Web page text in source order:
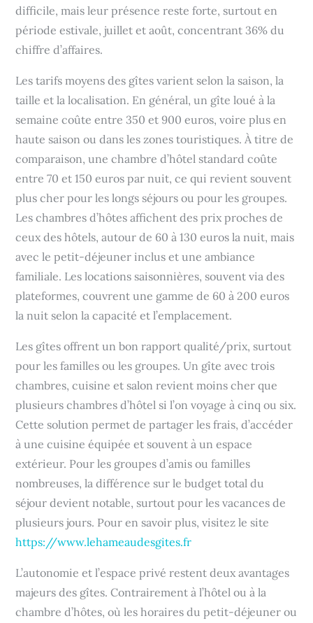
difficile, mais leur présence reste forte, surtout en
période estivale, juillet et août, concentrant 36% du
chiffre d’affaires.
Les tarifs moyens des gîtes varient selon la saison, la
taille et la localisation. En général, un gîte loué à la
semaine coûte entre 350 et 900 euros, voire plus en
haute saison ou dans les zones touristiques. À titre de
comparaison, une chambre d’hôtel standard coûte
entre 70 et 150 euros par nuit, ce qui revient souvent
plus cher pour les longs séjours ou pour les groupes.
Les chambres d’hôtes affichent des prix proches de
ceux des hôtels, autour de 60 à 130 euros la nuit, mais
avec le petit-déjeuner inclus et une ambiance
familiale. Les locations saisonnières, souvent via des
plateformes, couvrent une gamme de 60 à 200 euros
la nuit selon la capacité et l’emplacement.
Les gîtes offrent un bon rapport qualité/prix, surtout
pour les familles ou les groupes. Un gîte avec trois
chambres, cuisine et salon revient moins cher que
plusieurs chambres d’hôtel si l’on voyage à cinq ou six.
Cette solution permet de partager les frais, d’accéder
à une cuisine équipée et souvent à un espace
extérieur. Pour les groupes d’amis ou familles
nombreuses, la différence sur le budget total du
séjour devient notable, surtout pour les vacances de
plusieurs jours. Pour en savoir plus, visitez le site
https://www.lehameaudesgites.fr
L’autonomie et l’espace privé restent deux avantages
majeurs des gîtes. Contrairement à l’hôtel ou à la
chambre d’hôtes, où les horaires du petit-déjeuner ou